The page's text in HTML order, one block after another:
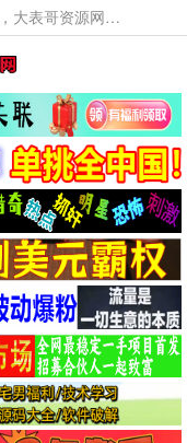
本网站提供资源工具下载，大老表资源工具，大表哥资源网软件工具，大老表资源下载，活动线报福利资源分享,活动线报，大型网游经典游戏，网络热门技术游戏辅助交流与分享。